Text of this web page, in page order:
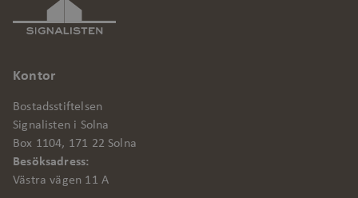
Kontor
Bostadsstiftelsen
Signalisten i Solna
Box 1104, 171 22 Solna
Besöksadress:
Västra vägen 11 A
kärnwebbplatsfunktioner som
användarinloggning och kontohantering.
Webbplatsen kan inte användas